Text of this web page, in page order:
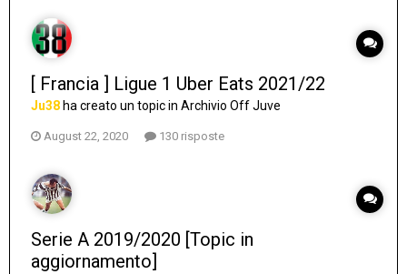
[ Francia ] Ligue 1 Uber Eats 2021/22
Ju38 ha creato un topic in Archivio Off Juve
August 22, 2020 130 risposte
Serie A 2019/2020 [Topic in
aggiornamento]